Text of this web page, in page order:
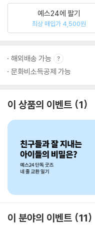
예스24에 팔기
최상 매입가 4,500원
해외배송 가능
문화비소득공제 가능
이 상품의 이벤트 1
이 분야의 이벤트 11